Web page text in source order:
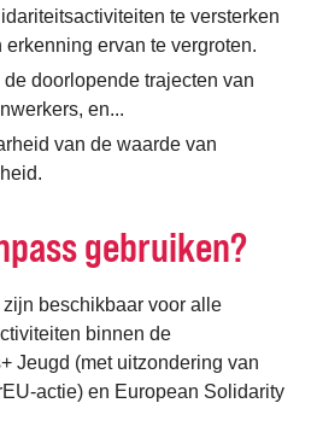
te versterken
ervan te vergroten.
doorlopende trajecten van
en...
van de waarde van
gebruiken?
beschikbaar voor alle
binnen de
Jeugd (met uitzondering van
actie) en European Solidarity